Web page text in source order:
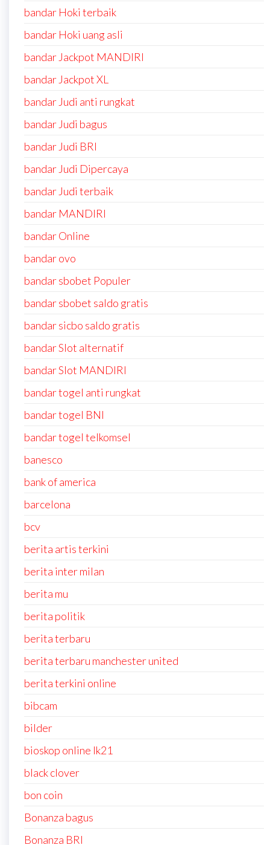
bandar Hoki terbaik
bandar Hoki uang asli
bandar Jackpot MANDIRI
bandar Jackpot XL
bandar Judi anti rungkat
bandar Judi bagus
bandar Judi BRI
bandar Judi Dipercaya
bandar Judi terbaik
bandar MANDIRI
bandar Online
bandar ovo
bandar sbobet Populer
bandar sbobet saldo gratis
bandar sicbo saldo gratis
bandar Slot alternatif
bandar Slot MANDIRI
bandar togel anti rungkat
bandar togel BNI
bandar togel telkomsel
banesco
bank of america
barcelona
bcv
berita artis terkini
berita inter milan
berita mu
berita politik
berita terbaru
berita terbaru manchester united
berita terkini online
bibcam
bilder
bioskop online lk21
black clover
bon coin
Bonanza bagus
Bonanza BRI